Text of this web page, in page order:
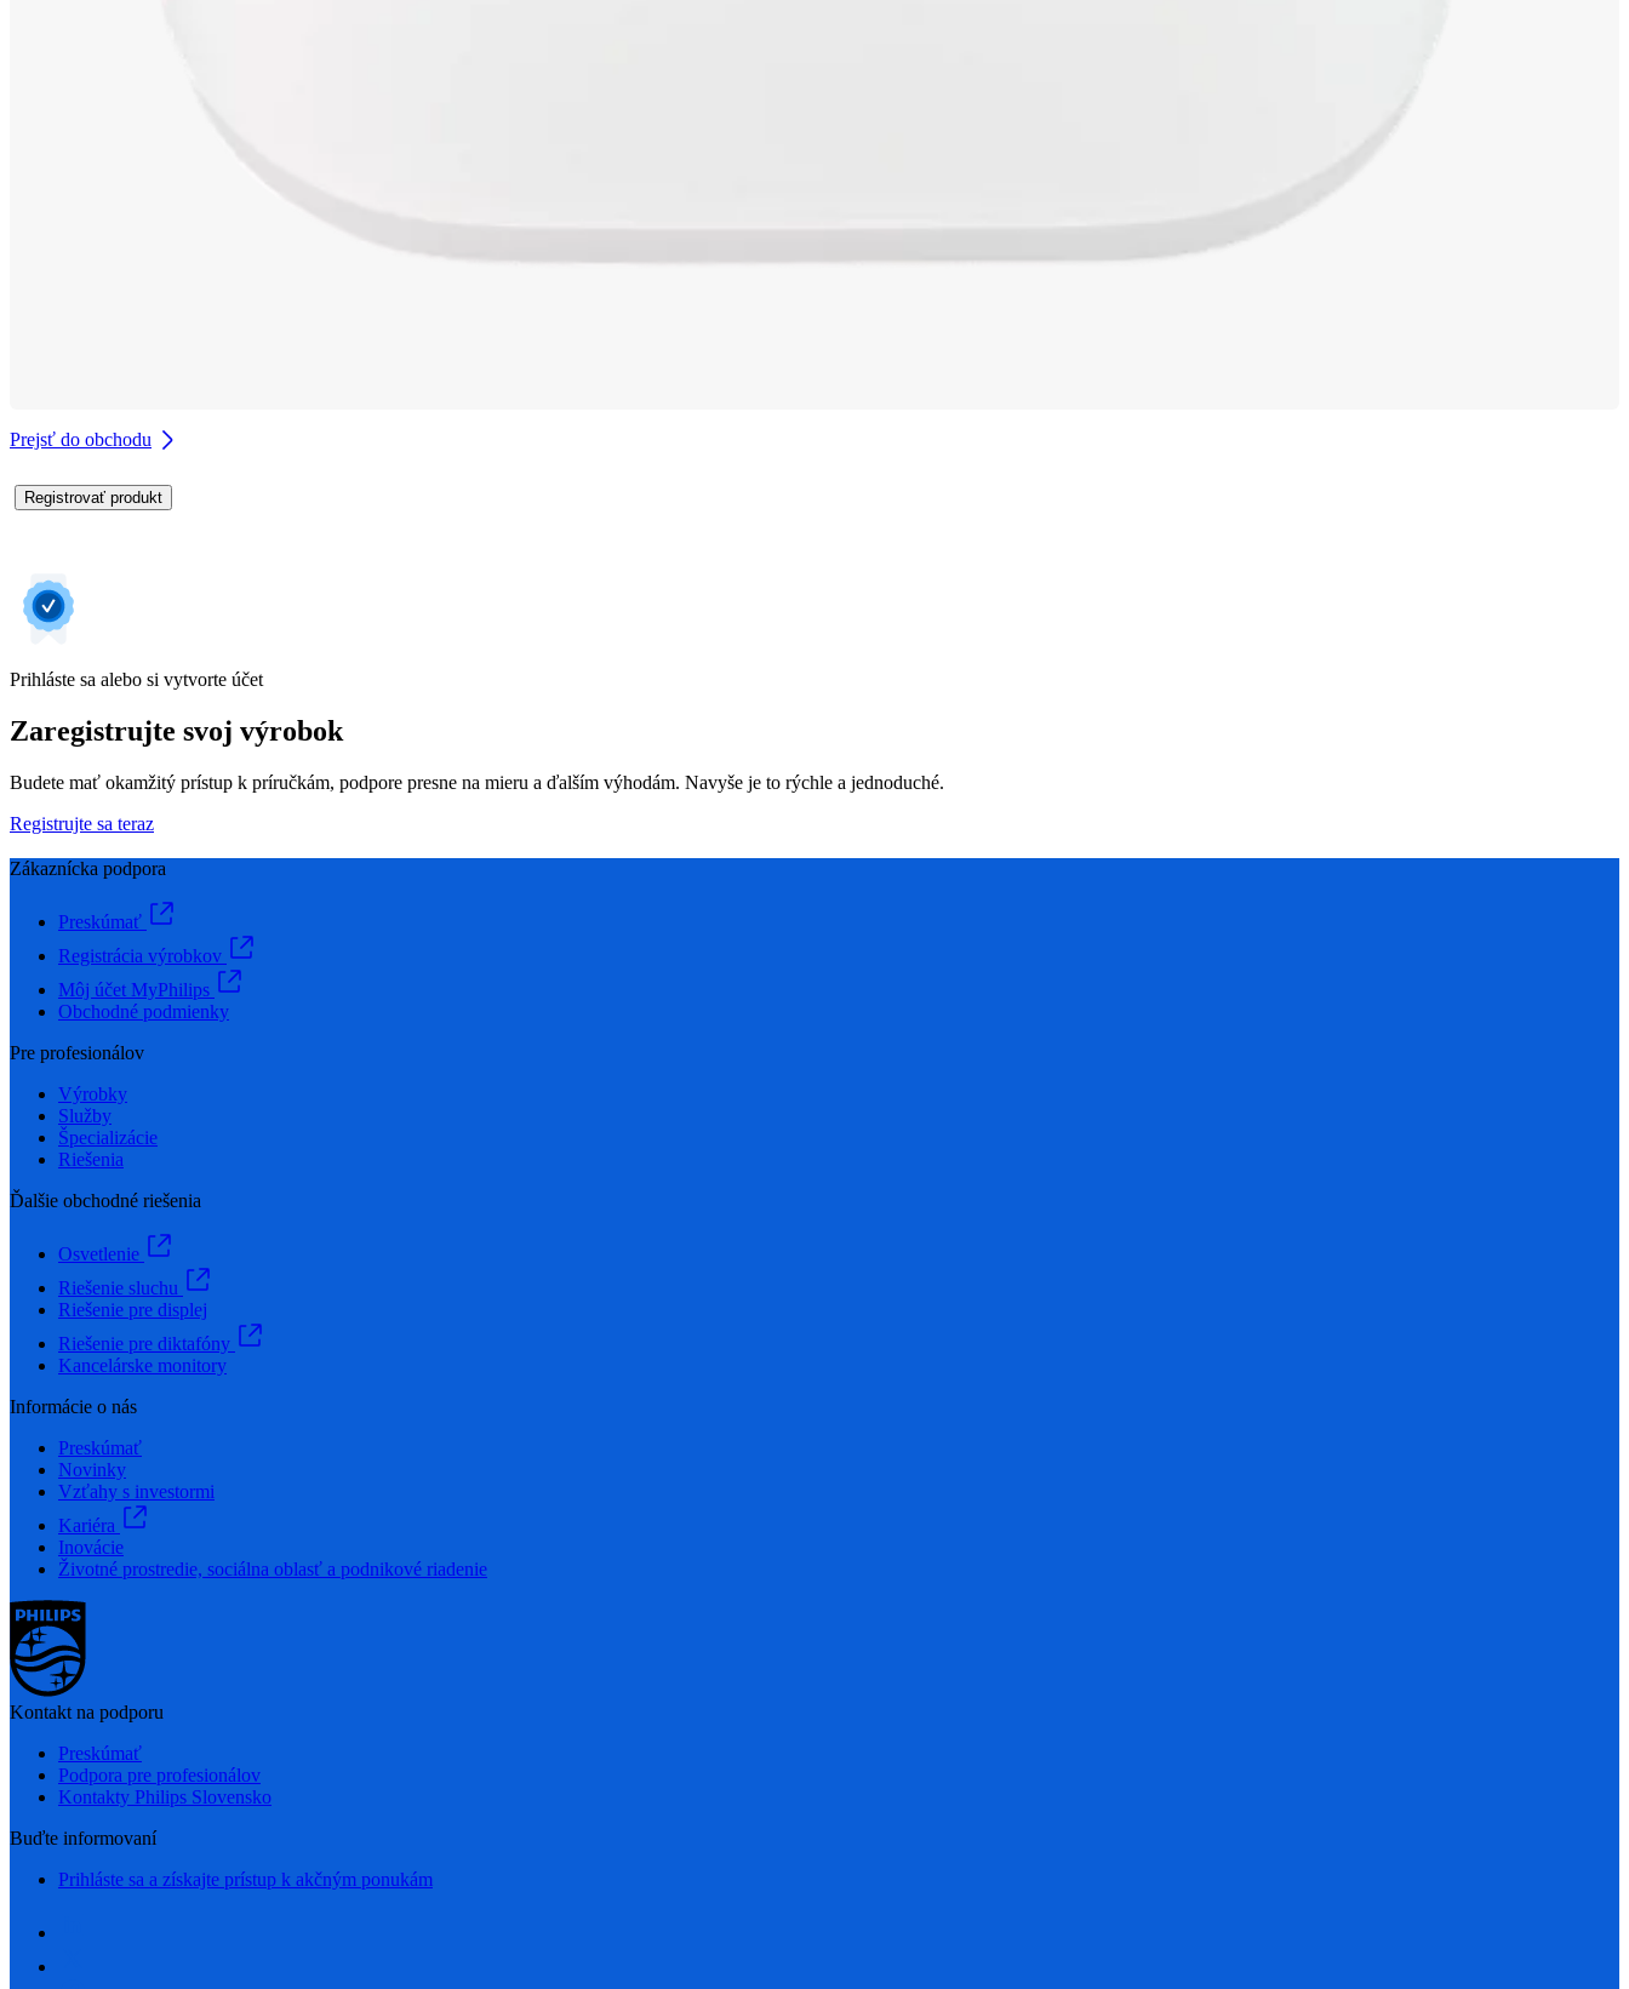
Prejsť do obchodu
Registrovať produkt
Prihláste sa alebo si vytvorte účet
Zaregistrujte svoj výrobok
Budete mať okamžitý prístup k príručkám, podpore presne na mieru a ďalším výhodám. Navyše je to rýchle a jednoduché.
Registrujte sa teraz
Zákaznícka podpora
Preskúmať
Registrácia výrobkov
Môj účet MyPhilips
Obchodné podmienky
Pre profesionálov
Výrobky
Služby
Špecializácie
Riešenia
Ďalšie obchodné riešenia
Osvetlenie
Riešenie sluchu
Riešenie pre displej
Riešenie pre diktafóny
Kancelárske monitory
Informácie o nás
Preskúmať
Novinky
Vzťahy s investormi
Kariéra
Inovácie
Životné prostredie, sociálna oblasť a podnikové riadenie
Kontakt na podporu
Preskúmať
Podpora pre profesionálov
Kontakty Philips Slovensko
Buďte informovaní
Prihláste sa a získajte prístup k akčným ponukám